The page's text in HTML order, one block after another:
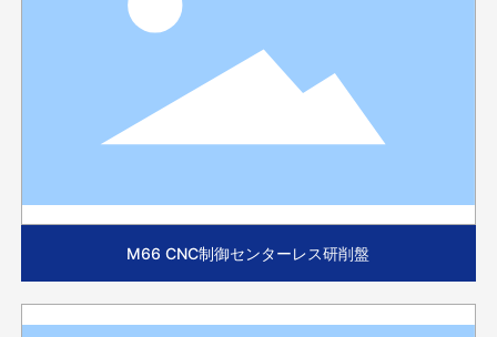
M66 CNC制御センターレス研削盤